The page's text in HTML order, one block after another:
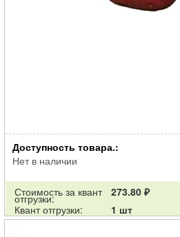
Картофель семенной Сюрприз
Доступность товара.:
Нет в наличии
Стоимость за квант
отгрузки:
273.80 ₽
Квант отгрузки:
1 шт